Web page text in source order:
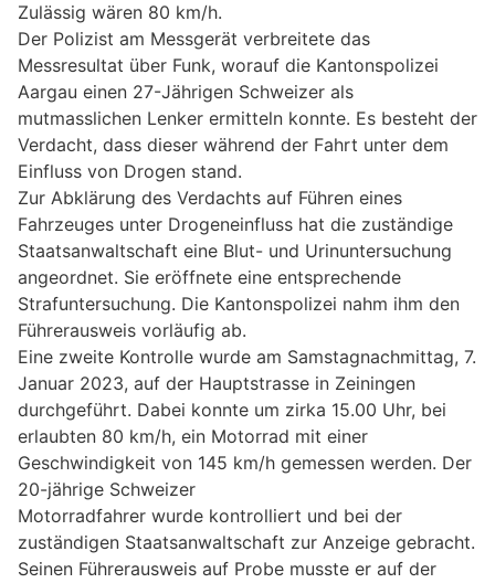
Zulässig wären 80 km/h.
Der Polizist am Messgerät verbreitete das
Messresultat über Funk, worauf die Kantonspolizei
Aargau einen 27-Jährigen Schweizer als
mutmasslichen Lenker ermitteln konnte. Es besteht der
Verdacht, dass dieser während der Fahrt unter dem
Einfluss von Drogen stand.
Zur Abklärung des Verdachts auf Führen eines
Fahrzeuges unter Drogeneinfluss hat die zuständige
Staatsanwaltschaft eine Blut- und Urinuntersuchung
angeordnet. Sie eröffnete eine entsprechende
Strafuntersuchung. Die Kantonspolizei nahm ihm den
Führerausweis vorläufig ab.
Eine zweite Kontrolle wurde am Samstagnachmittag, 7.
Januar 2023, auf der Hauptstrasse in Zeiningen
durchgeführt. Dabei konnte um zirka 15.00 Uhr, bei
erlaubten 80 km/h, ein Motorrad mit einer
Geschwindigkeit von 145 km/h gemessen werden. Der
20-jährige Schweizer
Motorradfahrer wurde kontrolliert und bei der
zuständigen Staatsanwaltschaft zur Anzeige gebracht.
Seinen Führerausweis auf Probe musste er auf der